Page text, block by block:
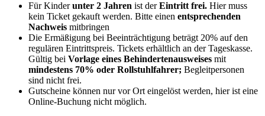
Für Kinderunter 2 Jahren ist derEintritt frei. Hier muss
kein Ticket gekauft werden. Bitte einen entsprechenden
Nachweis mitbringen
Die Ermäßigung bei Beeinträchtigung beträgt 20% auf den
regulären Eintrittspreis. Tickets erhältlich an der Tageskasse.
Gültig bei Vorlage eines Behindertenausweises mit
mindestens 70% oder Rollstuhlfahrer; Begleitpersonen
sind nicht frei.
Gutscheine können nur vor Ort eingelöst werden, hier ist eine
Online-Buchung nicht möglich.